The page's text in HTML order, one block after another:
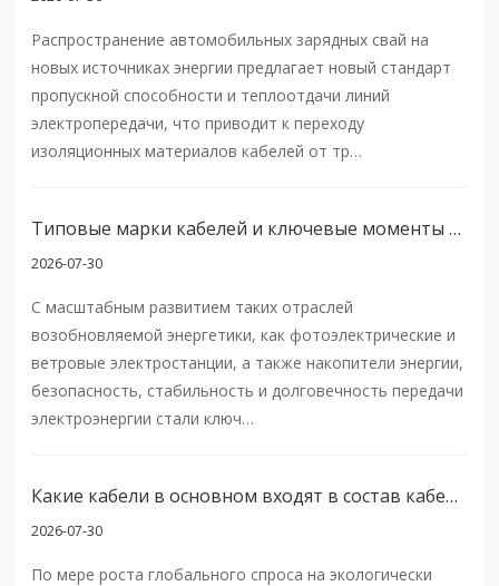
Распространение автомобильных зарядных свай на
новых источниках энергии предлагает новый стандарт
пропускной способности и теплоотдачи линий
электропередачи, что приводит к переходу
изоляционных материалов кабелей от тр…
Типовые марки кабелей и ключевые моменты выбора для проектов на возобновляемых источниках энергии
2026-07-30
С масштабным развитием таких отраслей
возобновляемой энергетики, как фотоэлектрические и
ветровые электростанции, а также накопители энергии,
безопасность, стабильность и долговечность передачи
электроэнергии стали ключ…
Какие кабели в основном входят в состав кабелей для возобновляемой энергетики?
2026-07-30
По мере роста глобального спроса на экологически